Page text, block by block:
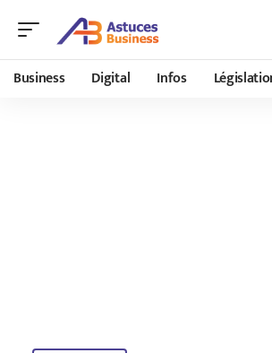
Business Digital Infos